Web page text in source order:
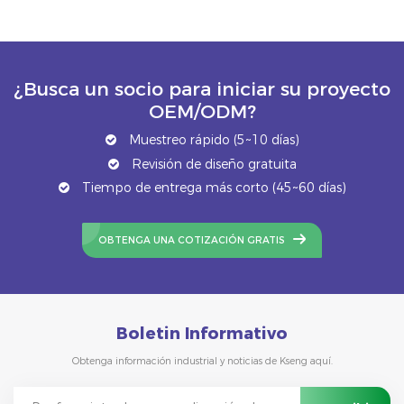
¿Busca un socio para iniciar su proyecto
OEM/ODM?
Muestreo rápido (5~10 días)
Revisión de diseño gratuita
Tiempo de entrega más corto (45~60 días)
OBTENGA UNA COTIZACIÓN GRATIS
Boletin Informativo
Obtenga información industrial y noticias de Kseng aquí.